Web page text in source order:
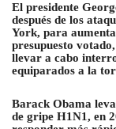
El presidente
después de los
York, para
presupuesto
llevar a cabo
equiparados a la
Barack Obama
de gripe H1N1, en